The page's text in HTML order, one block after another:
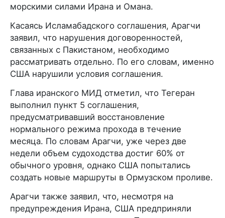
морскими силами Ирана и Омана.
Касаясь Исламабадского соглашения, Арагчи
заявил, что нарушения договоренностей,
связанных с Пакистаном, необходимо
рассматривать отдельно. По его словам, именно
США нарушили условия соглашения.
Глава иранского МИД отметил, что Тегеран
выполнил пункт 5 соглашения,
предусматривавший восстановление
нормального режима прохода в течение
месяца. По словам Арагчи, уже через две
недели объем судоходства достиг 60% от
обычного уровня, однако США попытались
создать новые маршруты в Ормузском проливе.
Арагчи также заявил, что, несмотря на
предупреждения Ирана, США предприняли